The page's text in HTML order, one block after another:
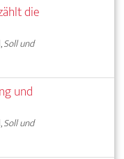
die
Soll und
und
Soll und